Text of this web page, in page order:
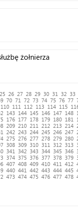
żołnierza
25 26 27 28 29 30 31 32 33
70 71 72 73 74 75 76 77
110 111 112 113 114 115
143 144 145 146 147 148
176 177 178 179 180 181
209 210 211 212 213 214
242 243 244 245 246 247
275 276 277 278 279 280
308 309 310 311 312 313
341 342 343 344 345 346
374 375 376 377 378 379
407 408 409 410 411 412
440 441 442 443 444 445
473 474 475 476 477 478